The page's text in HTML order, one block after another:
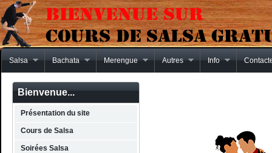
Salsa Bachata Merengue Autres Info
Bienvenue...
Présentation du site
Cours de Salsa
Soirées Salsa